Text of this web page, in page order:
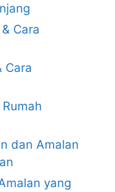
Cara
Cara
dan Amalan
yang